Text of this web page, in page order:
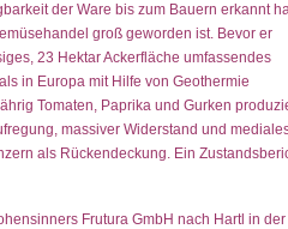
der Ware bis zum Bauern erkannt
groß geworden ist. Bevor er
23 Hektar Ackerfläche umfassendes
in Europa mit Hilfe von Geothermie
Tomaten, Paprika und Gurken
massiver Widerstand und
als Rückendeckung. Ein
Frutura GmbH nach Hartl in der